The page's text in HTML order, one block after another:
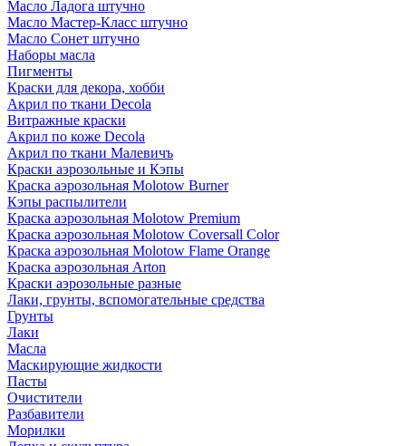
Масло Ладога штучно
Масло Мастер-Класс штучно
Масло Сонет штучно
Наборы масла
Пигменты
Краски для декора, хобби
Акрил по ткани Decola
Витражные краски
Акрил по коже Decola
Акрил по ткани Малевичъ
Краски аэрозольные и Кэпы
Краска аэрозольная Molotow Burner
Кэпы распылители
Краска аэрозольная Molotow Premium
Краска аэрозольная Molotow Coversall Color
Краска аэрозольная Molotow Flame Orange
Краска аэрозольная Arton
Краски аэрозольные разные
Лаки, грунты, вспомогательные средства
Грунты
Лаки
Масла
Маскирующие жидкости
Пасты
Очистители
Разбавители
Морилки